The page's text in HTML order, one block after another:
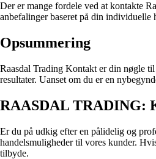
Der er mange fordele ved at kontakte
anbefalinger baseret på din individuelle
Opsummering
Raasdal Trading Kontakt er din nøgle
resultater. Uanset om du er en
RAASDAL TRADING:
Er du på udkig efter en pålidelig og
handelsmuligheder til vores kunder.
tilbyde.